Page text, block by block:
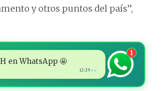
y otros puntos del país”,
en WhatsApp 🤩
12:29 ✓✓
1